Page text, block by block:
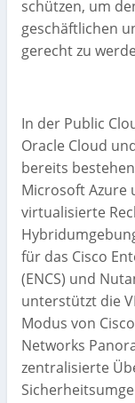
schützen, um
geschäftlichen
gerecht zu
In der Public
Oracle Cloud
bereits
Microsoft Azure
virtualisierte
für das Cisco
(ENCS) und
unterstützt die
Modus von
Networks
zentralisierte